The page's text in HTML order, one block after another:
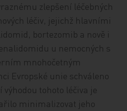
zlepšení léčebných
léčiv, jejichž hlavními
bortezomib a nově i
u nemocných s
mnohočetným
Evropské unie schváleno
výhodou tohoto léčiva je
minimalizovat jeho